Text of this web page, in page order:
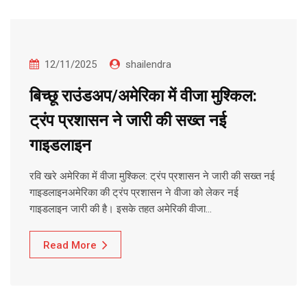
12/11/2025 shailendra
बिच्छू राउंडअप/अमेरिका में वीजा मुश्किल:
ट्रंप प्रशासन ने जारी की सख्त नई
गाइडलाइन
रवि खरे अमेरिका में वीजा मुश्किल: ट्रंप प्रशासन ने जारी की सख्त नई
गाइडलाइनअमेरिका की ट्रंप प्रशासन ने वीजा को लेकर नई
गाइडलाइन जारी की है। इसके तहत अमेरिकी वीजा…
Read More